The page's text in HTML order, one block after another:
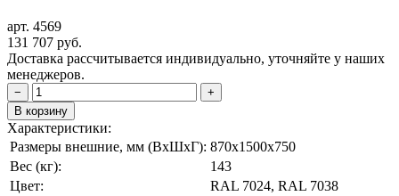
арт. 4569
131 707 руб.
Доставка рассчитывается индивидуально, уточняйте у наших
менеджеров.
−
+
В корзину
Характеристики:
Размеры внешние, мм (ВxШxГ): 870x1500x750
Вес (кг):
143
Цвет:
RAL 7024, RAL 7038